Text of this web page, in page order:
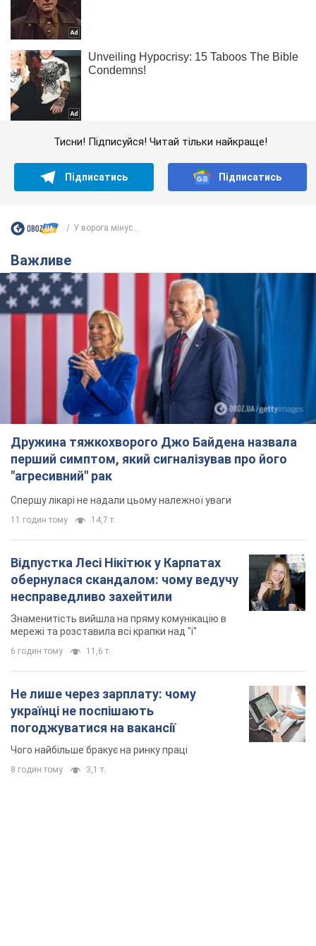
Тисни! Підписуйся! Читай тільки найкраще!
Підписатись Підписатись
У ворога мінус...
Важливе
Дружина тяжкохворого Джо Байдена назвала
перший симптом, який сигналізував про його
"агресивний" рак
Спершу лікарі не надали цьому належної уваги
11 годин тому 14,7 т.
Відпустка Лесі Нікітюк у Карпатах
обернулася скандалом: чому ведучу
несправедливо захейтили
Знаменитість вийшла на пряму комунікацію в
мережі та розставила всі крапки над "і"
6 годин тому 11,6 т.
Не лише через зарплату: чому
українці не поспішають
погоджуватися на вакансії
Чого найбільше бракує на ринку праці
8 годин тому 3,1 т.